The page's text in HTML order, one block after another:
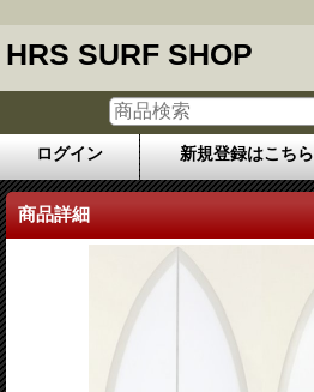
HRS SURF SHOP
ログイン 新規登録はこちら
商品詳細